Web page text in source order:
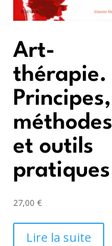
Art-
thérapie.
Principes,
méthodes
et outils
pratiques
27,00€
Lire la suite